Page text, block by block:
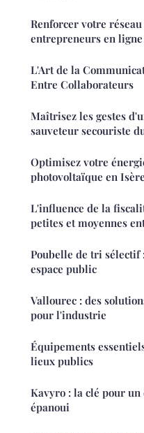
Renforcer votre
entrepreneurs en ligne
L'Art de la
Entre Collaborateurs
Maîtrisez les gestes
sauveteur secouriste
Optimisez votre
photovoltaïque en Isère
L'influence de la
petites et moyennes
Poubelle de tri sélectif
espace public
Vallourec : des
pour l'industrie
Équipements
lieux publics
Kavyro : la clé pour
épanoui